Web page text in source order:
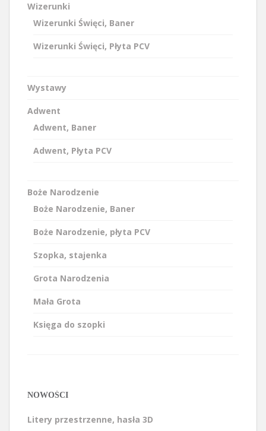
Wizerunki
Wizerunki Święci, Baner
Wizerunki Święci, Płyta PCV
Wystawy
Adwent
Adwent, Baner
Adwent, Płyta PCV
Boże Narodzenie
Boże Narodzenie, Baner
Boże Narodzenie, płyta PCV
Szopka, stajenka
Grota Narodzenia
Mała Grota
Księga do szopki
NOWOŚCI
Litery przestrzenne, hasła 3D